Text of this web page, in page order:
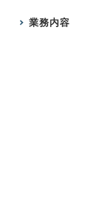
業務内容